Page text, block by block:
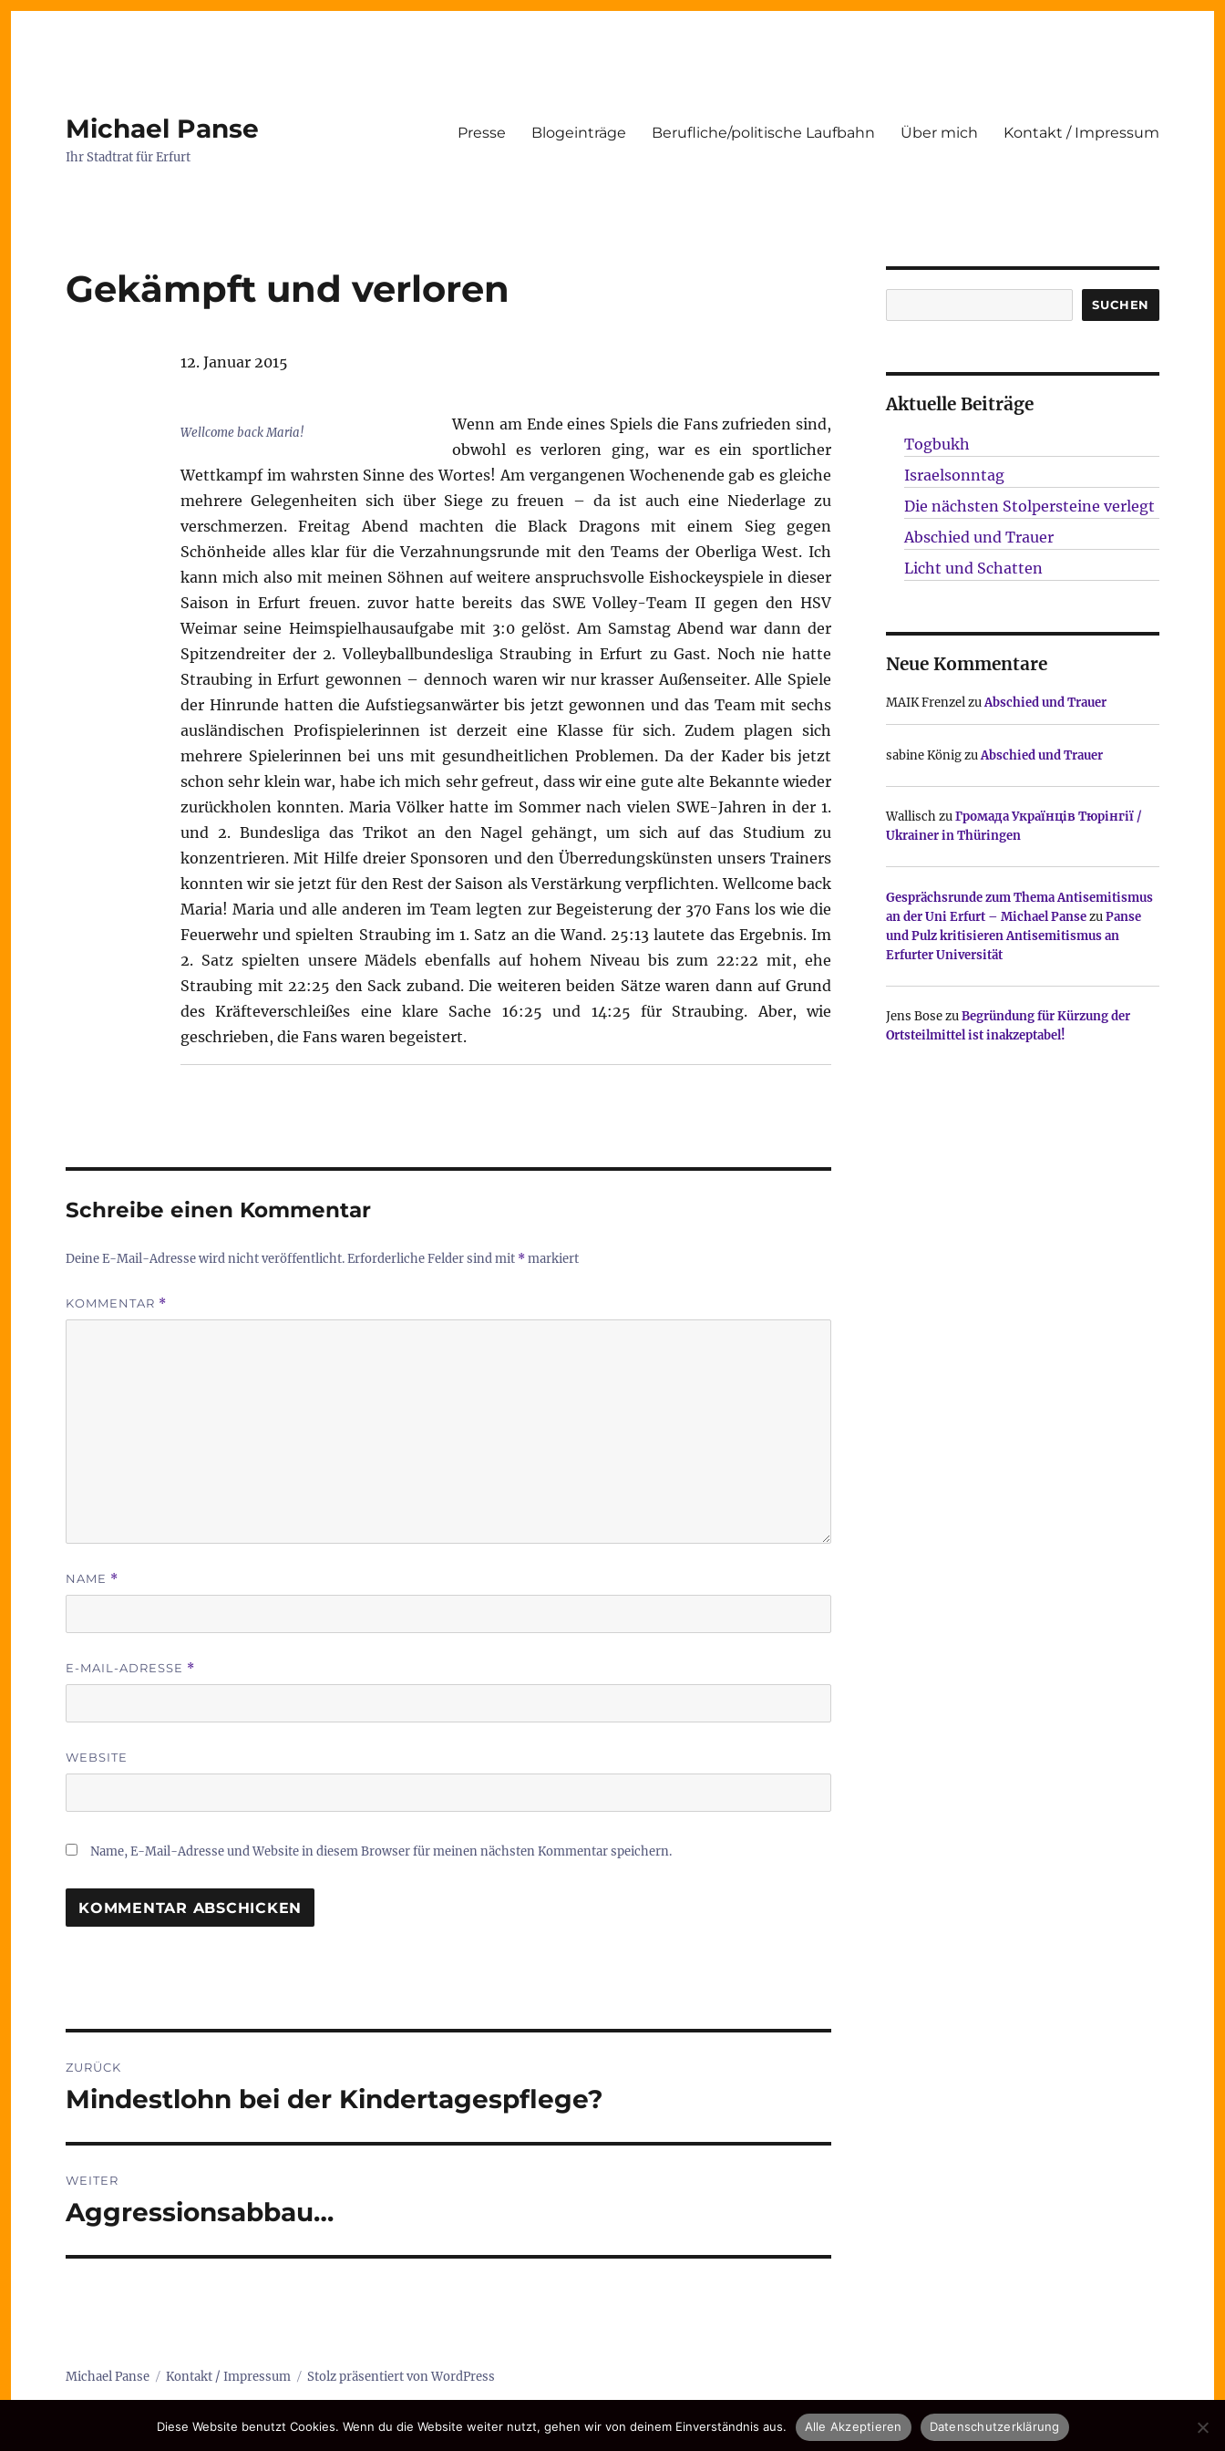
Michael Panse
Ihr Stadtrat für Erfurt
Presse Blogeinträge Berufliche/politische Laufbahn Über mich Kontakt / Impressum
Gekämpft und verloren
12. Januar 2015
Wellcome back Maria!
Wenn am Ende eines Spiels die Fans zufrieden sind,
obwohl es verloren ging, war es ein sportlicher
Wettkampf im wahrsten Sinne des Wortes! Am vergangenen Wochenende gab es gleiche
mehrere Gelegenheiten sich über Siege zu freuen – da ist auch eine Niederlage zu
verschmerzen. Freitag Abend machten die Black Dragons mit einem Sieg gegen
Schönheide alles klar für die Verzahnungsrunde mit den Teams der Oberliga West. Ich
kann mich also mit meinen Söhnen auf weitere anspruchsvolle Eishockeyspiele in dieser
Saison in Erfurt freuen. zuvor hatte bereits das SWE Volley-Team II gegen den HSV
Weimar seine Heimspielhausaufgabe mit 3:0 gelöst. Am Samstag Abend war dann der
Spitzendreiter der 2. Volleyballbundesliga Straubing in Erfurt zu Gast. Noch nie hatte
Straubing in Erfurt gewonnen – dennoch waren wir nur krasser Außenseiter. Alle Spiele
der Hinrunde hatten die Aufstiegsanwärter bis jetzt gewonnen und das Team mit sechs
ausländischen Profispielerinnen ist derzeit eine Klasse für sich. Zudem plagen sich
mehrere Spielerinnen bei uns mit gesundheitlichen Problemen. Da der Kader bis jetzt
schon sehr klein war, habe ich mich sehr gefreut, dass wir eine gute alte Bekannte wieder
zurückholen konnten. Maria Völker hatte im Sommer nach vielen SWE-Jahren in der 1.
und 2. Bundesliga das Trikot an den Nagel gehängt, um sich auf das Studium zu
konzentrieren. Mit Hilfe dreier Sponsoren und den Überredungskünsten unsers Trainers
konnten wir sie jetzt für den Rest der Saison als Verstärkung verpflichten. Wellcome back
Maria! Maria und alle anderen im Team legten zur Begeisterung der 370 Fans los wie die
Feuerwehr und spielten Straubing im 1. Satz an die Wand. 25:13 lautete das Ergebnis. Im
2. Satz spielten unsere Mädels ebenfalls auf hohem Niveau bis zum 22:22 mit, ehe
Straubing mit 22:25 den Sack zuband. Die weiteren beiden Sätze waren dann auf Grund
des Kräfteverschleißes eine klare Sache 16:25 und 14:25 für Straubing. Aber, wie
geschrieben, die Fans waren begeistert.
Schreibe einen Kommentar
Deine E-Mail-Adresse wird nicht veröffentlicht.Erforderliche Felder sind mit *markiert
KOMMENTAR *
NAME *
E-MAIL-ADRESSE *
WEBSITE
Name, E-Mail-Adresse und Website in diesem Browser für meinen nächsten Kommentar speichern.
ZURÜCK
Vorheriger
Mindestlohn bei der Kindertagespflege?
WEITER
Nächster
Aggressionsabbau…
SUCHEN
Aktuelle Beiträge
Togbukh
Israelsonntag
Die nächsten Stolpersteine verlegt
Abschied und Trauer
Licht und Schatten
Neue Kommentare
MAIK FrenzelzuAbschied und Trauer
sabine KönigzuAbschied und Trauer
WallischzuГромада Українців Тюрінгії /
Ukrainer in Thüringen
Gesprächsrunde zum Thema Antisemitismus
an der Uni Erfurt – Michael PansezuPanse
und Pulz kritisieren Antisemitismus an
Erfurter Universität
Jens BosezuBegründung für Kürzung der
Ortsteilmittel ist inakzeptabel!
Michael Panse Kontakt / Impressum Stolz präsentiert von WordPress
Diese Website benutzt Cookies. Wenn du die Website weiter nutzt, gehen wir von deinem Einverständnis aus. Alle Akzeptieren Datenschutzerklärung